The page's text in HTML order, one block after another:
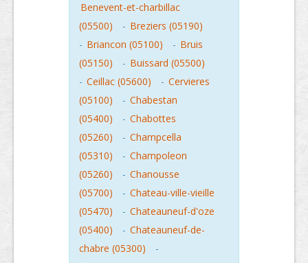
Benevent-et-charbillac
(05500)
- Breziers (05190)
- Briancon (05100) - Bruis
(05150)
- Buissard (05500)
- Ceillac (05600) - Cervieres
(05100)
- Chabestan
(05400)
- Chabottes
(05260)
- Champcella
(05310)
- Champoleon
(05260)
- Chanousse
(05700)
- Chateau-ville-vieille
(05470)
- Chateauneuf-d'oze
(05400)
- Chateauneuf-de-
chabre (05300)
-